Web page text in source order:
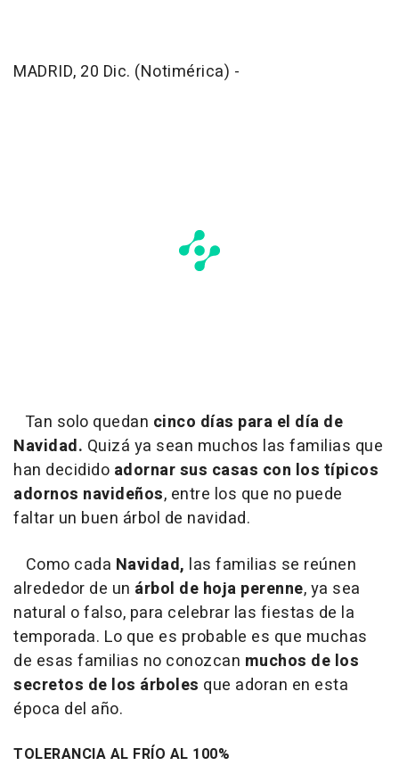
MADRID, 20 Dic. (Notimérica) -
Tan solo quedan cinco días para el día de
Navidad. Quizá ya sean muchos las familias que
han decidido adornar sus casas con los típicos
adornos navideños, entre los que no puede
faltar un buen árbol de navidad.
Como cada Navidad, las familias se reúnen
alrededor de un árbol de hoja perenne, ya sea
natural o falso, para celebrar las fiestas de la
temporada. Lo que es probable es que muchas
de esas familias no conozcan muchos de los
secretos de los árboles que adoran en esta
época del año.
TOLERANCIA AL FRÍO AL 100%